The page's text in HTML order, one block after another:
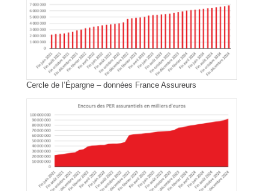
Cercle de l’Épargne – données France Assureurs